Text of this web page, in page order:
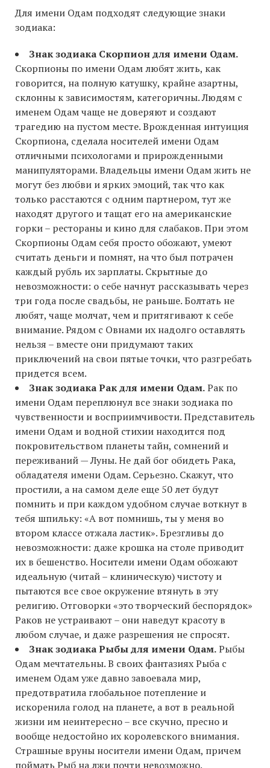
Для имени Одам подходят следующие знаки
зодиака:
Знак зодиака Скорпион для имени Одам.
Скорпионы по имени Одам любят жить, как
говорится, на полную катушку, крайне азартны,
склонны к зависимостям, категоричны. Людям с
именем Одам чаще не доверяют и создают
трагедию на пустом месте. Врожденная интуиция
Скорпиона, сделала носителей имени Одам
отличными психологами и прирожденными
манипуляторами. Владельцы имени Одам жить не
могут без любви и ярких эмоций, так что как
только расстаются с одним партнером, тут же
находят другого и тащат его на американские
горки – рестораны и кино для слабаков. При этом
Скорпионы Одам себя просто обожают, умеют
считать деньги и помнят, на что был потрачен
каждый рубль их зарплаты. Скрытные до
невозможности: о себе начнут рассказывать через
три года после свадьбы, не раньше. Болтать не
любят, чаще молчат, чем и притягивают к себе
внимание. Рядом с Овнами их надолго оставлять
нельзя – вместе они придумают таких
приключений на свои пятые точки, что разгребать
придется всем.
Знак зодиака Рак для имени Одам.Рак по
имени Одам переплюнул все знаки зодиака по
чувственности и восприимчивости. Представитель
имени Одам и водной стихии находится под
покровительством планеты тайн, сомнений и
переживаний — Луны. Не дай бог обидеть Рака,
обладателя имени Одам. Серьезно. Скажут, что
простили, а на самом деле еще 50 лет будут
помнить и при каждом удобном случае воткнут в
тебя шпильку: «А вот помнишь, ты у меня во
втором классе отжала ластик». Брезгливы до
невозможности: даже крошка на столе приводит
их в бешенство. Носители имени Одам обожают
идеальную (читай – клиническую) чистоту и
пытаются все свое окружение втянуть в эту
религию. Отговорки «это творческий беспорядок»
Раков не устраивают – они наведут красоту в
любом случае, и даже разрешения не спросят.
Знак зодиака Рыбы для имени Одам.Рыбы
Одам мечтательны. В своих фантазиях Рыба с
именем Одам уже давно завоевала мир,
предотвратила глобальное потепление и
искоренила голод на планете, а вот в реальной
жизни им неинтересно – все скучно, пресно и
вообще недостойно их королевского внимания.
Страшные вруны носители имени Одам, причем
поймать Рыб на лжи почти невозможно.